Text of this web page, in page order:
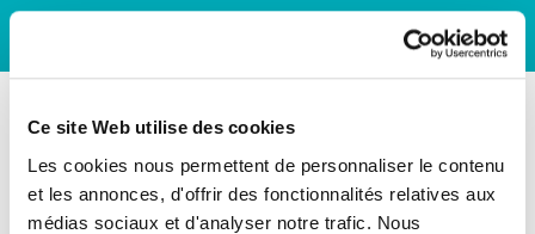
Ce site Web utilise des cookies
Les cookies nous permettent de personnaliser le contenu
et les annonces, d'offrir des fonctionnalités relatives aux
médias sociaux et d'analyser notre trafic. Nous